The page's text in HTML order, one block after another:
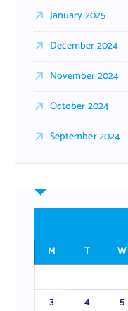
January 2025
December 2024
November 2024
October 2024
September 2024
M
T W
3
4 5